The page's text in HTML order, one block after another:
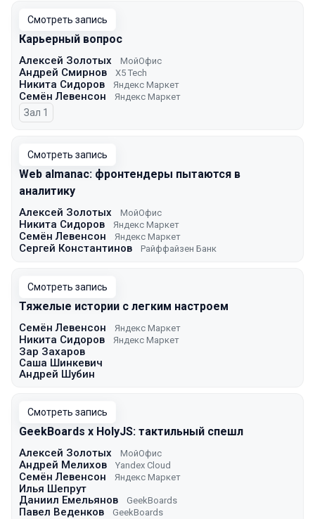
Смотреть запись
Карьерный вопрос
Алексей Золотых МойОфис
Андрей Смирнов X5 Tech
Никита Сидоров Яндекс Маркет
Семён Левенсон Яндекс Маркет
Зал 1
Смотреть запись
Web almanac: фронтендеры пытаются в
аналитику
Алексей Золотых МойОфис
Никита Сидоров Яндекс Маркет
Семён Левенсон Яндекс Маркет
Сергей Константинов Райффайзен Банк
Смотреть запись
Тяжелые истории с легким настроем
Семён Левенсон Яндекс Маркет
Никита Сидоров Яндекс Маркет
Зар Захаров
Саша Шинкевич
Андрей Шубин
Смотреть запись
GeekBoards x HolyJS: тактильный спешл
Алексей Золотых МойОфис
Андрей Мелихов Yandex Cloud
Семён Левенсон Яндекс Маркет
Илья Шепрут
Даниил Емельянов
GeekBoards
Павел Веденков GeekBoards